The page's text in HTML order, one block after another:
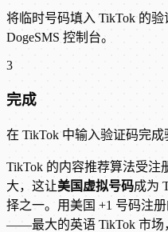
将临时号码填入 TikTok 的
DogeSMS 控制台。
3
完成
在 TikTok 中输入验证码完成
TikTok 的内容推荐算法受注
大，这让美国虚拟号码成为
择之一。用美国 +1 号码注
——最大的英语 TikTok 市场